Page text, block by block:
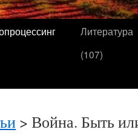
Литература
(107)
> Война. Быть